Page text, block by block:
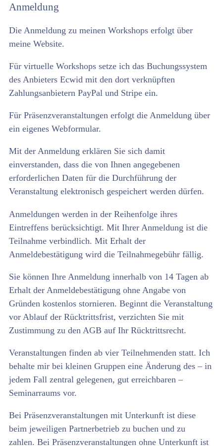
Anmeldung
Die Anmeldung zu meinen Workshops erfolgt über
meine Website.
Für virtuelle Workshops setze ich das Buchungssystem
des Anbieters Ecwid mit den dort verknüpften
Zahlungsanbietern PayPal und Stripe ein.
Für Präsenzveranstaltungen erfolgt die Anmeldung über
ein eigenes Webformular.
Mit der Anmeldung erklären Sie sich damit
einverstanden, dass die von Ihnen angegebenen
erforderlichen Daten für die Durchführung der
Veranstaltung elektronisch gespeichert werden dürfen.
Anmeldungen werden in der Reihenfolge ihres
Eintreffens berücksichtigt. Mit Ihrer Anmeldung ist die
Teilnahme verbindlich. Mit Erhalt der
Anmeldebestätigung wird die Teilnahmegebühr fällig.
Sie können Ihre Anmeldung innerhalb von 14 Tagen ab
Erhalt der Anmeldebestätigung ohne Angabe von
Gründen kostenlos stornieren. Beginnt die Veranstaltung
vor Ablauf der Rücktrittsfrist, verzichten Sie mit
Zustimmung zu den AGB auf Ihr Rücktrittsrecht.
Veranstaltungen finden ab vier Teilnehmenden statt. Ich
behalte mir bei kleinen Gruppen eine Änderung des – in
jedem Fall zentral gelegenen, gut erreichbaren –
Seminarraums vor.
Bei Präsenzveranstaltungen mit Unterkunft ist diese
beim jeweiligen Partnerbetrieb zu buchen und zu
zahlen. Bei Präsenzveranstaltungen ohne Unterkunft ist